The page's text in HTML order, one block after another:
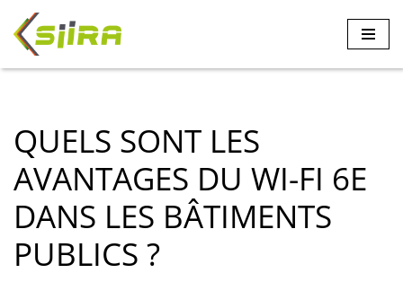
Aller
au
QUELS SONT LES
AVANTAGES DU WI-FI 6E
DANS LES BÂTIMENTS
PUBLICS ?